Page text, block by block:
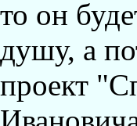
то он
душу, а
проект